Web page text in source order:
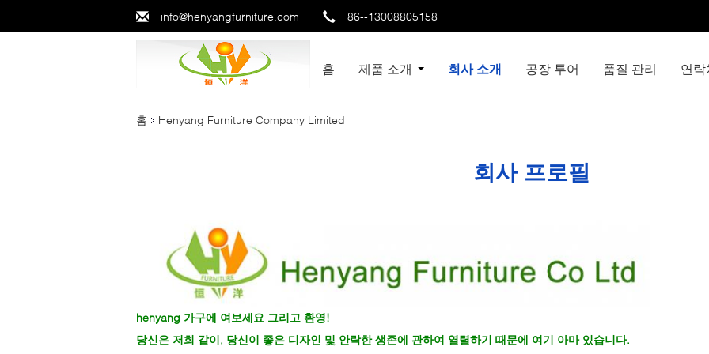
info@henyangfurniture.com 86--13008805158
홈 제품 소개 회사 소개 공장 투어 품질 관리 연락
홈 Henyang Furniture Company Limited
회사 프로필
henyang 가구에 여보세요 그리고 환영!
당신은 저희 같이, 당신이 좋은 디자인 및 안락한 생존에 관하여 열렬하기 때문에 여기 아마 있습니다.